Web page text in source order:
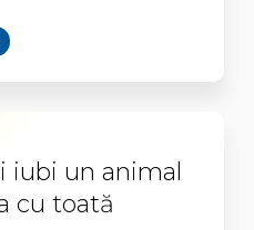
iubi un animal
cu toată